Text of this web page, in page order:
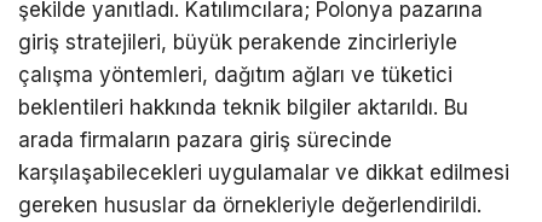
şekilde yanıtladı. Katılımcılara; Polonya pazarına
giriş stratejileri, büyük perakende zincirleriyle
çalışma yöntemleri, dağıtım ağları ve tüketici
beklentileri hakkında teknik bilgiler aktarıldı. Bu
arada firmaların pazara giriş sürecinde
karşılaşabilecekleri uygulamalar ve dikkat edilmesi
gereken hususlar da örnekleriyle değerlendirildi.